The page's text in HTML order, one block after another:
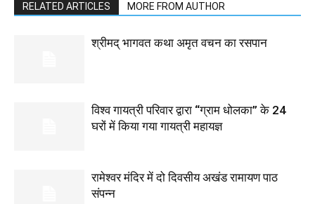
RELATED ARTICLES MORE FROM AUTHOR
श्रीमद् भागवत कथा अमृत वचन का रसपान
विश्व गायत्री परिवार द्वारा “ग्राम धोलका” के 24
घरों में किया गया गायत्री महायज्ञ
रामेश्वर मंदिर में दो दिवसीय अखंड रामायण पाठ
संपन्न